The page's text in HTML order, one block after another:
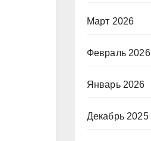
Март 2026
Февраль 2026
Январь 2026
Декабрь 2025